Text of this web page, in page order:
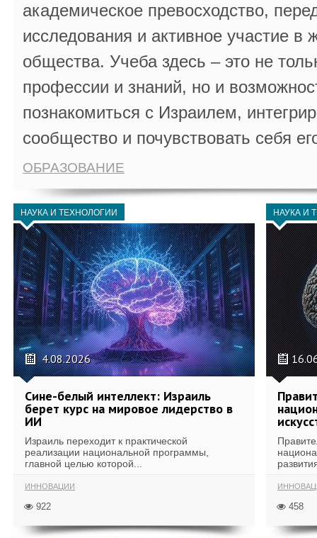
академическое превосходство,
исследования и активное участие в
общества. Учеба здесь – это не
профессии и знаний, но и
познакомиться с Израилем,
сообщество и почувствовать себя
ОБРАЗОВАНИЕ
НАУКА И ТЕХНОЛОГИИ
4.08.2026
Сине-белый интеллект: Израиль
берет курс на мировое лидерство в
ИИ
Израиль переходит к практической
реализации национальной программы,
главной целью которой...
ИННОВАЦИИ
922
НАУКА И
458